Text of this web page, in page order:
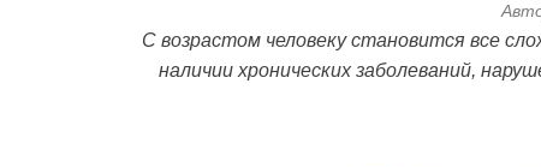
С возрастом человеку становится все
наличии хронических заболеваний,